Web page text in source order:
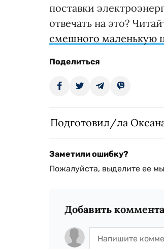
поставки
отвечать на это?
смешного маленькую
Поделиться
Подготовил/ла
Заметили ошибку?
Пожалуйста, выделите ее
Добавить